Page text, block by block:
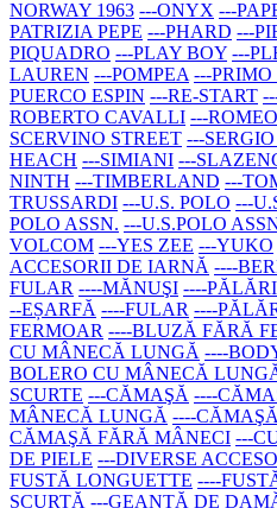
NORWAY 1963 ---ONYX ---
PATRIZIA PEPE ---PHARD ---
PIQUADRO ---PLAY BOY ---
LAUREN ---POMPEA ---PRIMO
PUERCO ESPIN ---RE-START
ROBERTO CAVALLI ---
SCERVINO STREET ---
HEACH ---SIMIANI ---
NINTH ---TIMBERLAND ---
TRUSSARDI ---U.S. POLO ---
POLO ASSN. ---U.S.POLO
VOLCOM ---YES ZEE ---YUKO
ACCESORII DE IARNĂ ----
FULAR ----MĂNUŞI ----
--EȘARFĂ ----FULAR ----
FERMOAR ----BLUZĂ FĂRĂ
CU MÂNECĂ LUNGĂ ----
BOLERO CU MÂNECĂ
SCURTE ---CĂMAŞĂ ----
MÂNECĂ LUNGĂ ----
CĂMAŞĂ FĂRĂ MÂNECI ---
DE PIELE ---DIVERSE
FUSTĂ LONGUETTE ----
SCURTĂ ---GEANTĂ DE